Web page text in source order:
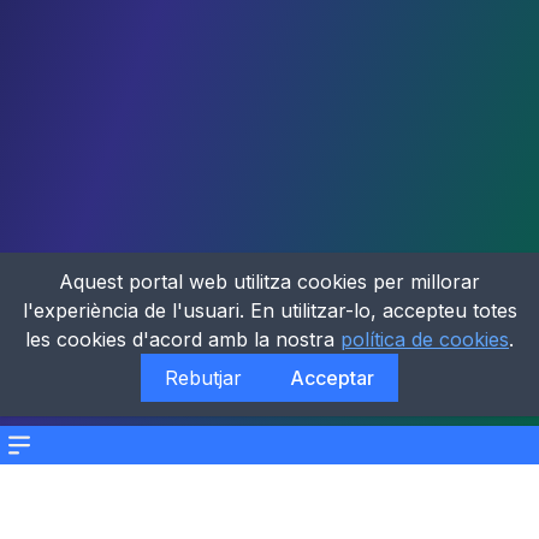
Menu
Aquest portal web utilitza cookies per millorar
l'experiència de l'usuari. En utilitzar-lo, accepteu totes
les cookies d'acord amb la nostra política de cookies.
Rebutjar
Acceptar